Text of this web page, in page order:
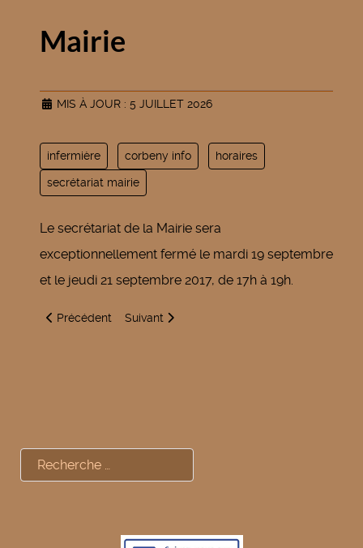
Mairie
MIS À JOUR : 5 JUILLET 2026
infermière corbeny info horaires
secrétariat mairie
Le secrétariat de la Mairie sera
exceptionnellement fermé le mardi 19 septembre
et le jeudi 21 septembre 2017, de 17h à 19h.
Article précédent : Le mot du Maire
Précédent Article suivant : Commémoration du
Suivant
Rechercher